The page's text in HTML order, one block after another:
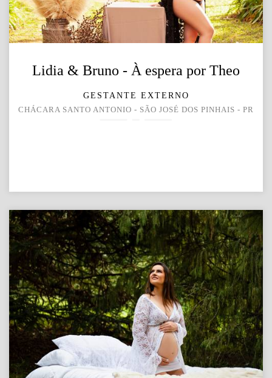
Lidia & Bruno - À espera por Theo
GESTANTE EXTERNO
CHÁCARA SANTO ANTONIO - SÃO JOSÉ DOS PINHAIS - PR